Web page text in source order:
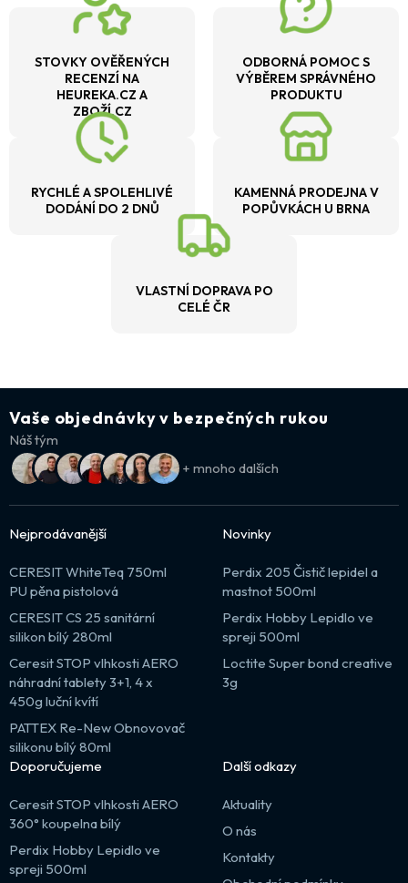
STOVKY OVĚŘENÝCH
RECENZÍ NA
HEUREKA.CZ A
ZBOŽÍ.CZ
ODBORNÁ POMOC S
VÝBĚREM SPRÁVNÉHO
PRODUKTU
RYCHLÉ A SPOLEHLIVÉ
DODÁNÍ DO 2 DNŮ
KAMENNÁ PRODEJNA V
POPŮVKÁCH U BRNA
VLASTNÍ DOPRAVA PO
CELÉ ČR
Vaše objednávky v bezpečných rukou
Náš tým
+ mnoho dalších
Nejprodávanější
CERESIT WhiteTeq 750ml
PU pěna pistolová
CERESIT CS 25 sanitární
silikon bílý 280ml
Ceresit STOP vlhkosti AERO
náhradní tablety 3+1, 4 x
450g luční kvítí
PATTEX Re-New Obnovovač
silikonu bílý 80ml
Novinky
Perdix 205 Čistič lepidel a
mastnot 500ml
Perdix Hobby Lepidlo ve
spreji 500ml
Loctite Super bond creative
3g
Doporučujeme
Ceresit STOP vlhkosti AERO
360° koupelna bílý
Perdix Hobby Lepidlo ve
spreji 500ml
Další odkazy
Aktuality
O nás
Kontakty